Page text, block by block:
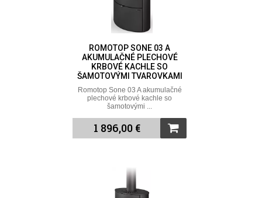
ROMOTOP SONE 03 A
AKUMULAČNÉ PLECHOVÉ
KRBOVÉ KACHLE SO
ŠAMOTOVÝMI TVAROVKAMI
Romotop Sone 03 A akumulačné
plechové krbové kachle so
šamotovými ...
1 896,00 €